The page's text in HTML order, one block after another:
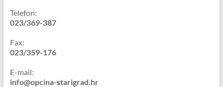
Telefon:
023/369-387
Fax:
023/359-176
E-mail:
info@opcina-starigrad.hr